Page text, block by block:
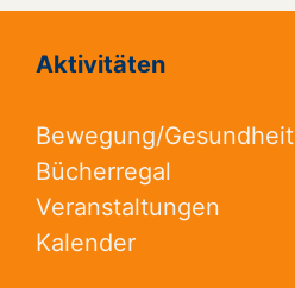
Aktivitäten
Bewegung/Gesundheit
Bücherregal
Veranstaltungen
Kalender